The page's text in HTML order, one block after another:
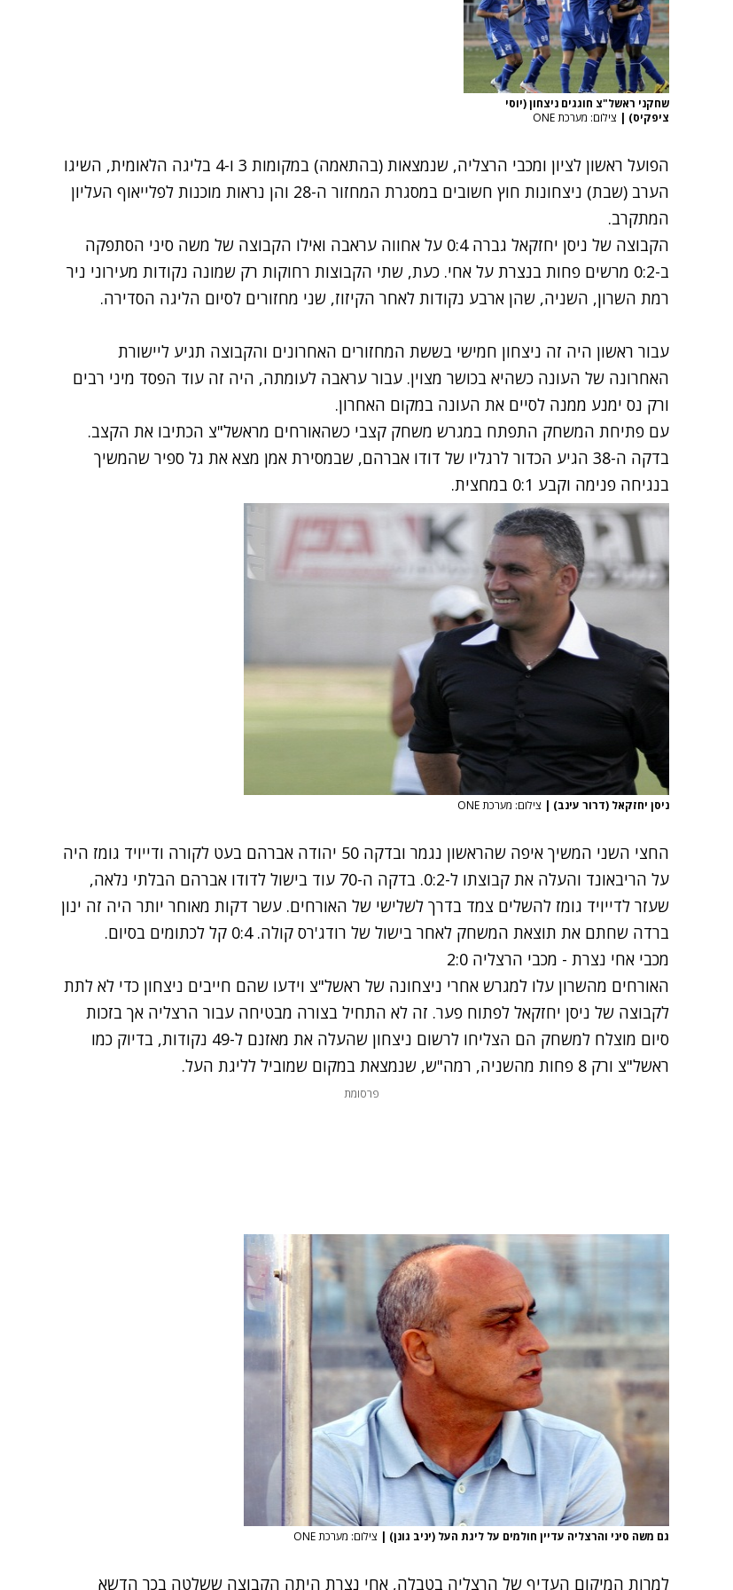
שחקני ראשל"צ חוגגים ניצחון (יוסי
ציפקיס) | צילום: מערכת ONE
הפועל ראשון לציון ומכבי הרצליה, שנמצאות (בהתאמה) במקומות 3 ו-4 בליגה הלאומית, השיגו
הערב (שבת) ניצחונות חוץ חשובים במסגרת המחזור ה-28 והן נראות מוכנות לפלייאוף העליון
המתקרב.
הקבוצה של ניסן יחזקאל גברה 0:4 על אחווה עראבה ואילו הקבוצה של משה סיני הסתפקה
ב-0:2 מרשים פחות בנצרת על אחי. כעת, שתי הקבוצות רחוקות רק שמונה נקודות מעירוני ניר
רמת השרון, השניה, שהן ארבע נקודות לאחר הקיזוז, שני מחזורים לסיום הליגה הסדירה.
עבור ראשון היה זה ניצחון חמישי בששת המחזורים האחרונים והקבוצה תגיע ליישורת
האחרונה של העונה כשהיא בכושר מצוין. עבור עראבה לעומתה, היה זה עוד הפסד מיני רבים
ורק נס ימנע ממנה לסיים את העונה במקום האחרון.
עם פתיחת המשחק התפתח במגרש משחק קצבי כשהאורחים מראשל"צ הכתיבו את הקצב.
בדקה ה-38 הגיע הכדור לרגליו של דודו אברהם, שבמסירת אמן מצא את גל ספיר שהמשיך
בנגיחה פנימה וקבע 0:1 במחצית.
ניסן יחזקאל (דרור עינב) | צילום: מערכת ONE
החצי השני המשיך איפה שהראשון נגמר ובדקה 50 יהודה אברהם בעט לקורה ודייויד גומז היה
על הריבאונד והעלה את קבוצתו ל-0:2. בדקה ה-70 עוד בישול לדודו אברהם הבלתי נלאה,
שעזר לדייויד גומז להשלים צמד בדרך לשלישי של האורחים. עשר דקות מאוחר יותר היה זה ינון
ברדה שחתם את תוצאת המשחק לאחר בישול של רודג'רס קולה. 0:4 קל לכתומים בסיום.
מכבי אחי נצרת - מכבי הרצליה 2:0
האורחים מהשרון עלו למגרש אחרי ניצחונה של ראשל"צ וידעו שהם חייבים ניצחון כדי לא לתת
לקבוצה של ניסן יחזקאל לפתוח פער. זה לא התחיל בצורה מבטיחה עבור הרצליה אך בזכות
סיום מוצלח למשחק הם הצליחו לרשום ניצחון שהעלה את מאזנם ל-49 נקודות, בדיוק כמו
ראשל"צ ורק 8 פחות מהשניה, רמה"ש, שנמצאת במקום שמוביל לליגת העל.
פרסומת
גם משה סיני והרצליה עדיין חולמים על ליגת העל (יניב גונן) | צילום: מערכת ONE
למרות המיקום העדיף של הרצליה בטבלה, אחי נצרת היתה הקבוצה ששלטה בכר הדשא